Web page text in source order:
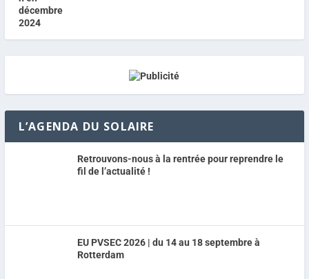
L’AGENDA DU SOLAIRE
Retrouvons-nous à la rentrée pour reprendre le
fil de l’actualité !
EU PVSEC 2026 | du 14 au 18 septembre à
Rotterdam